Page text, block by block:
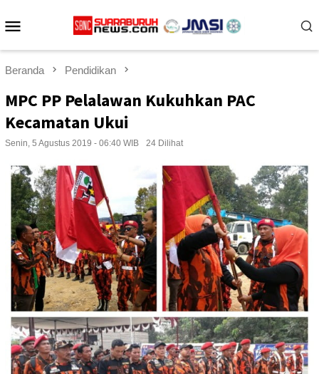
ke
Beranda Pendidikan
MPC PP Pelalawan Kukuhkan PAC
Kecamatan Ukui
Senin, 5 Agustus 2019 - 06:40 WIB 24 Dilihat